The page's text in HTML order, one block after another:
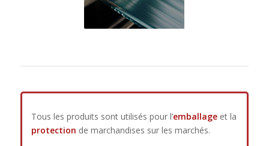
Tous les produits sont utilisés pour l’emballageet la
protection de marchandises sur les marchés.